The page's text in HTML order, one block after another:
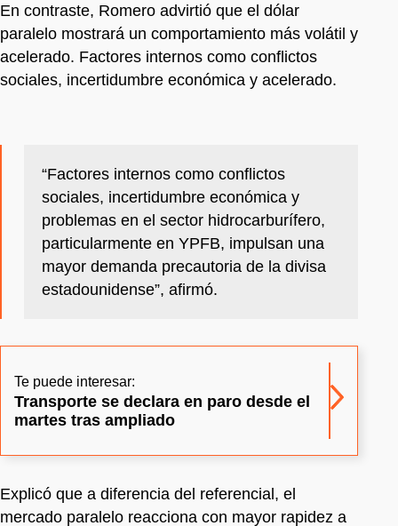
En contraste, Romero advirtió que el dólar
paralelo mostrará un comportamiento más volátil y
acelerado. Factores internos como conflictos
sociales, incertidumbre económica y acelerado.
“Factores internos como conflictos
sociales, incertidumbre económica y
problemas en el sector hidrocarburífero,
particularmente en YPFB, impulsan una
mayor demanda precautoria de la divisa
estadounidense”, afirmó.
Te puede interesar:
Transporte se declara en paro desde el
martes tras ampliado
Explicó que a diferencia del referencial, el
mercado paralelo reacciona con mayor rapidez a